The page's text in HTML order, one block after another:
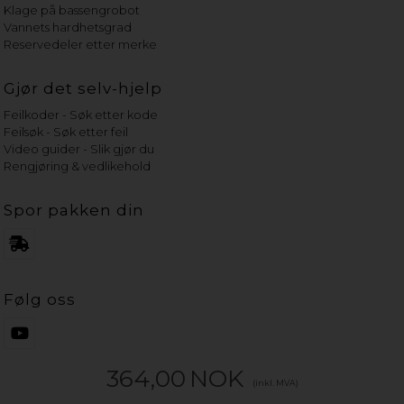
364,00 NOK (inkl. MVA)
Klage på bassengrobot
Vannets hardhetsgrad
Reservedeler etter merke
Gjør det selv-hjelp
Feilkoder - Søk etter kode
Feilsøk - Søk etter feil
Video guider - Slik gjør du
Rengjøring & vedlikehold
Spor pakken din
Følg oss